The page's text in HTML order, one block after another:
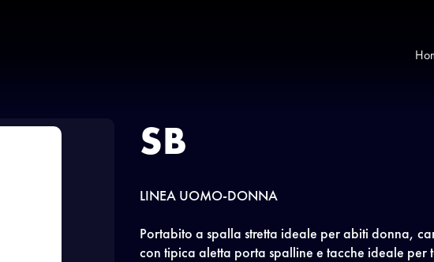
SB
LINEA UOMO-DONNA
Portabito a spalla stretta ideale per abiti donna,
con tipica aletta porta spalline e tacche ideale per